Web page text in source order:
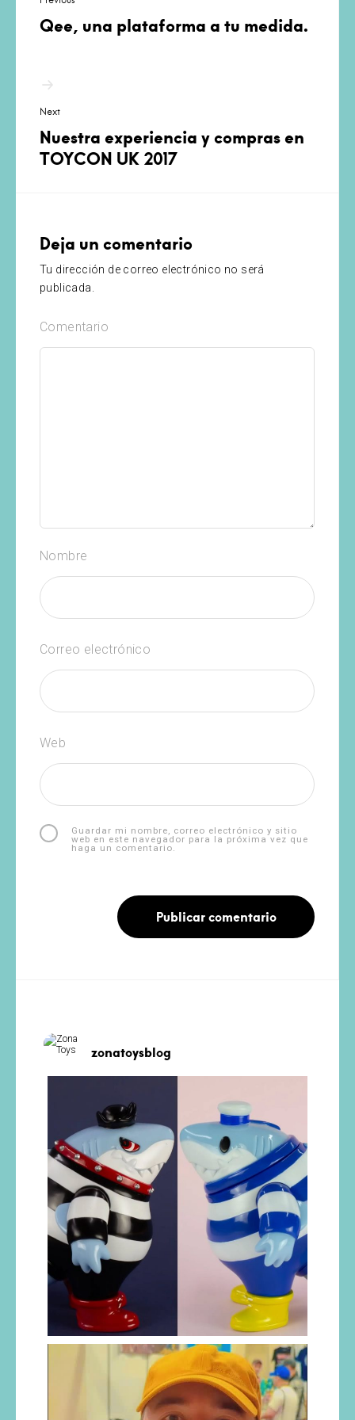
entradas
Qee, una plataforma a tu medida.
Next
Nuestra experiencia y compras en
TOYCON UK 2017
Deja un comentario
Tu dirección de correo electrónico no será
publicada.
Comentario
Nombre
Correo electrónico
Web
Guardar mi nombre, correo electrónico y sitio
web en este navegador para la próxima vez que
haga un comentario.
zonatoysblog